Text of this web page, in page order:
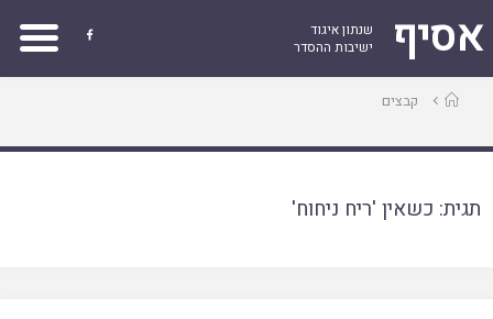
אסיף
שנתון איגוד
ישיבות ההסדר

עמודקבצים
תגית: כשאין 'ריח ניחוח'